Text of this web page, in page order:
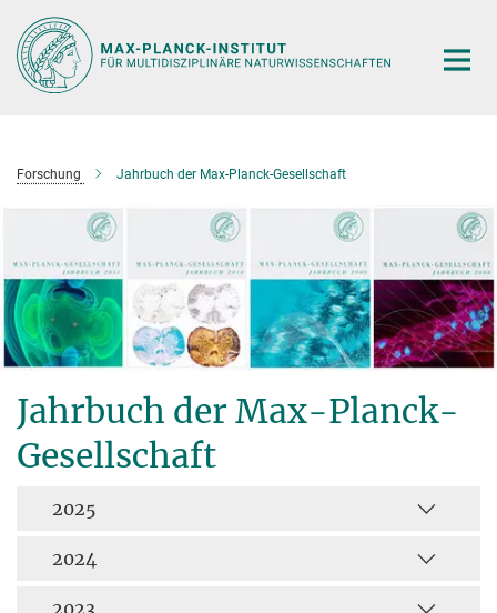
Hauptinhalt
Forschung Jahrbuch der Max-Planck-Gesellschaft
Jahrbuch der Max-Planck-
Gesellschaft
2025
2024
2023